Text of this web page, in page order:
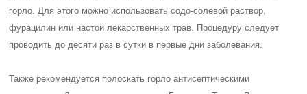
горло. Для этого можно использовать содо-солевой раствор,
фурацилин или настои лекарственных трав. Процедуру следует
проводить до десяти раз в сутки в первые дни заболевания.
Также рекомендуется полоскать горло антисептическими